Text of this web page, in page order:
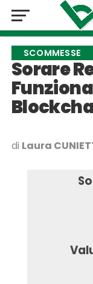
SCOMMESSE
Sorare
di Laura